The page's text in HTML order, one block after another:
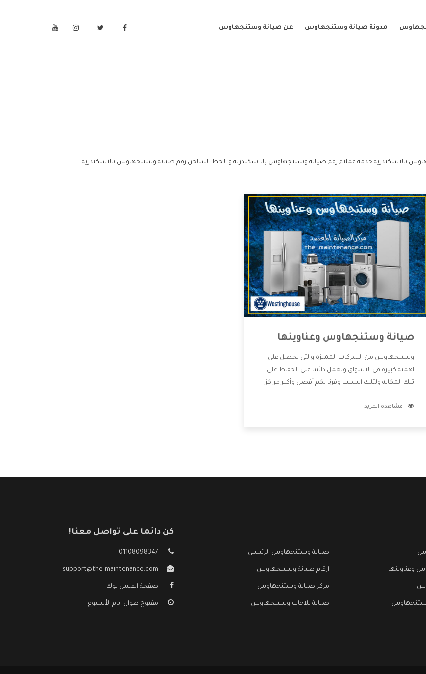
مدونة صيانة وستنجهاوس عن صيانة وستنجهاوس
بالاسكندرية خدمة عملاء رقم صيانة وستنجهاوس بالاسكندرية و الخط الساخن رقم صيانة وستنجهاوس بالاسكندرية.
صيانة وستنجهاوس وعناوينها
وستنجهاوس من الشركات المميزة والتى تحصل على
اهمية كبيرة فى الاسواق وتعمل دائما على الحفاظ على
تلك المكانه ولتلك السبب وفرنا لكم أفضل وأكبر مراكز
العملاء ويستطيع القيام بتصليح جميع المنتجات دون
مشاهدة المزيد
صيانة وستنجهاوس الرئيسي
وعناوينها ارقام صيانة وستنجهاوس
مركز صيانة وستنجهاوس
صيانة ثلاجات وستنجهاوس
كن دائما على تواصل معنا!
01108098347
support@the-maintenance.com
صفحة الفيس بوك
مفتوح طوال ايام الأسبوع